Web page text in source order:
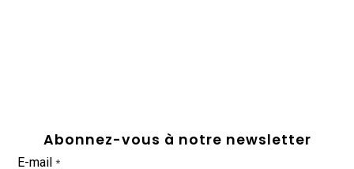
Abonnez-vous à notre newsletter
E-mail*